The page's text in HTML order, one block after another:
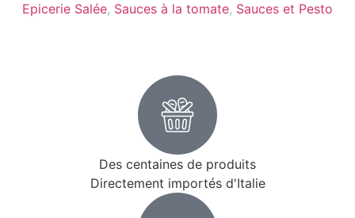
Epicerie Salée, Sauces à la tomate, Sauces et Pesto
Des centaines de produits
Directement importés d'Italie